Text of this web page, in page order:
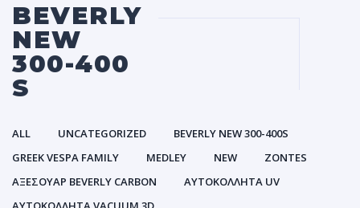
BEVERLY
NEW
300-400
S
ALL UNCATEGORIZED
BEVERLY NEW 300-400S
GREEK VESPA FAMILY
MEDLEY NEW
ZONTES
ΑΞΕΣΟΥΑΡ BEVERLY CARBON
ΑΥΤΟΚΌΛΛΗΤΑ UV